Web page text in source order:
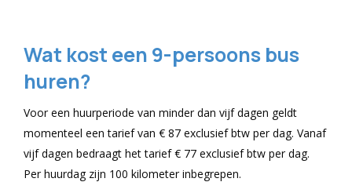
Wat kost een 9-persoons bus
huren?
Voor een huurperiode van minder dan vijf dagen geldt
momenteel een tarief van € 87 exclusief btw per dag. Vanaf
vijf dagen bedraagt het tarief € 77 exclusief btw per dag.
Per huurdag zijn 100 kilometer inbegrepen.